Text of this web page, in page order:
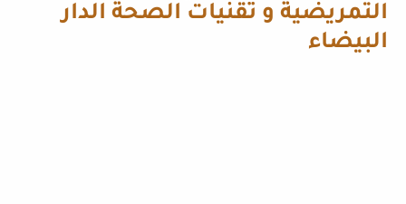
التمريضية و تقنيات الصحة الدار
البيضاء